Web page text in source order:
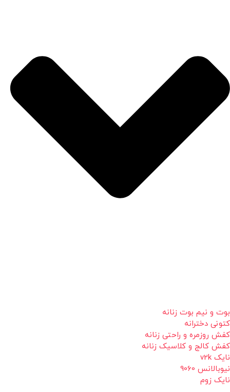
بوت و نیم بوت زنانه
کتونی دخترانه
کفش روزمره و راحتی زنانه
کفش کالج و کلاسیک زنانه
نایک v2k
نیوبالانس 9060
نایک زوم